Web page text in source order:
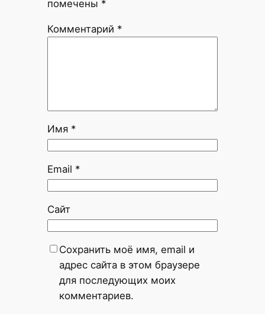
помечены *
Комментарий *
Имя *
Email *
Сайт
Сохранить моё имя, email и
адрес сайта в этом браузере
для последующих моих
комментариев.